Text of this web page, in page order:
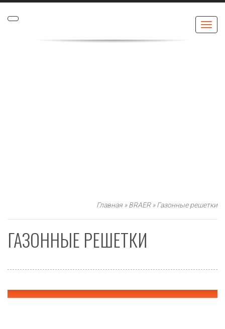
Меню
Главная »BRAER»Газонные решетки
ГАЗОННЫЕ РЕШЕТКИ